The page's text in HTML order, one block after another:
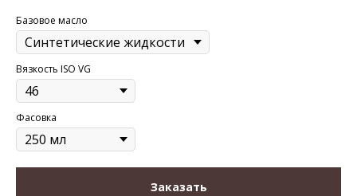
Базовое масло
Вязкость ISO VG
Фасовка
Заказать